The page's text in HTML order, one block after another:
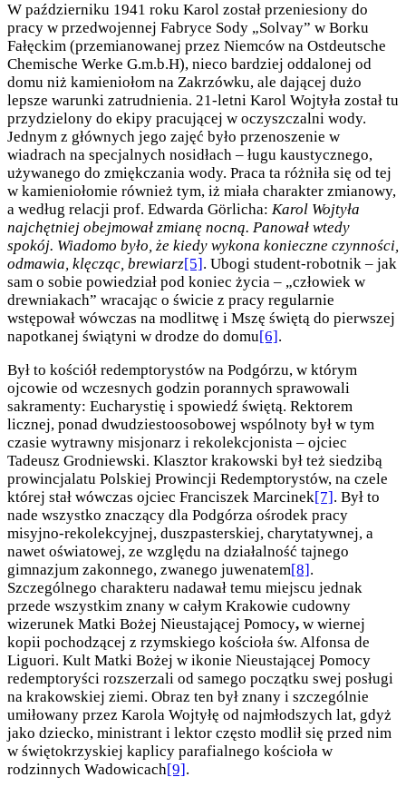
W październiku 1941 roku Karol został przeniesiony do
pracy w przedwojennej Fabryce Sody „Solvay” w Borku
Fałęckim (przemianowanej przez Niemców na Ostdeutsche
Chemische Werke G.m.b.H), nieco bardziej oddalonej od
domu niż kamieniołom na Zakrzówku, ale dającej dużo
lepsze warunki zatrudnienia. 21-letni Karol Wojtyła został tu
przydzielony do ekipy pracującej w oczyszczalni wody.
Jednym z głównych jego zajęć było przenoszenie w
wiadrach na specjalnych nosidłach – ługu kaustycznego,
używanego do zmiękczania wody. Praca ta różniła się od tej
w kamieniołomie również tym, iż miała charakter zmianowy,
a według relacji prof. Edwarda Görlicha: Karol Wojtyła
najchętniej obejmował zmianę nocną. Panował wtedy
spokój. Wiadomo było, że kiedy wykona konieczne czynności,
odmawia, klęcząc, brewiarz[5] . Ubogi student-robotnik – jak
sam o sobie powiedział pod koniec życia – „człowiek w
drewniakach” wracając o świcie z pracy regularnie
wstępował wówczas na modlitwę i Mszę świętą do pierwszej
napotkanej świątyni w drodze do domu[6] .
Był to kościół redemptorystów na Podgórzu, w którym
ojcowie od wczesnych godzin porannych sprawowali
sakramenty: Eucharystię i spowiedź świętą. Rektorem
licznej, ponad dwudziestoosobowej wspólnoty był w tym
czasie wytrawny misjonarz i rekolekcjonista – ojciec
Tadeusz Grodniewski. Klasztor krakowski był też siedzibą
prowincjalatu Polskiej Prowincji Redemptorystów, na czele
której stał wówczas ojciec Franciszek Marcinek[7] . Był to
nade wszystko znaczący dla Podgórza ośrodek pracy
misyjno-rekolekcyjnej, duszpasterskiej, charytatywnej, a
nawet oświatowej, ze względu na działalność tajnego
gimnazjum zakonnego, zwanego juwenatem[8] .
Szczególnego charakteru nadawał temu miejscu jednak
przede wszystkim znany w całym Krakowie cudowny
wizerunek Matki Bożej Nieustającej Pomocy, w wiernej
kopii pochodzącej z rzymskiego kościoła św. Alfonsa de
Liguori. Kult Matki Bożej w ikonie Nieustającej Pomocy
redemptoryści rozszerzali od samego początku swej posługi
na krakowskiej ziemi. Obraz ten był znany i szczególnie
umiłowany przez Karola Wojtyłę od najmłodszych lat, gdyż
jako dziecko, ministrant i lektor często modlił się przed nim
w świętokrzyskiej kaplicy parafialnego kościoła w
rodzinnych Wadowicach[9] .